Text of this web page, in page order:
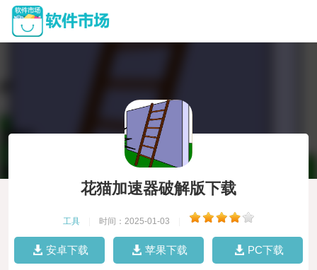
花猫加速器破解版下载
工具 时间：2025-01-03
安卓下载 苹果下载 PC下载